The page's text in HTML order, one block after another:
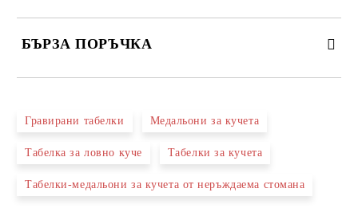
БЪРЗА ПОРЪЧКА
Ние ще се свържем с вас в рамките на работния ден.
Гравирани табелки Медальони за кучета
Табелка за ловно куче Табелки за кучета
Табелки-медальони за кучета от неръждаема стомана